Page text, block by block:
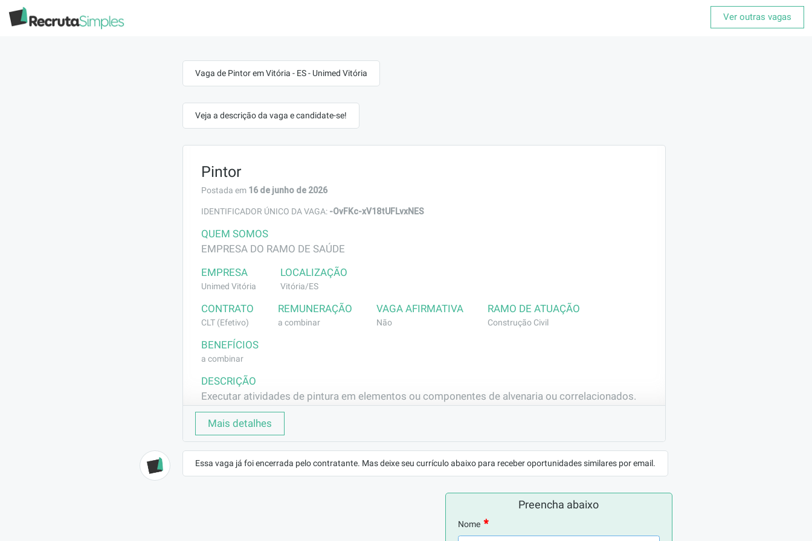
Ver outras vagas
Vaga de Pintor em Vitória - ES - Unimed Vitória
Veja a descrição da vaga e candidate-se!
Pintor
Postada em 16 de junho de 2026
IDENTIFICADOR ÚNICO DA VAGA: -OvFKc-xV18tUFLvxNES
QUEM SOMOS
EMPRESA DO RAMO DE SAÚDE
EMPRESA
Unimed Vitória
LOCALIZAÇÃO
Vitória/ES
CONTRATO
CLT (Efetivo)
REMUNERAÇÃO
a combinar
VAGA AFIRMATIVA
Não
RAMO DE ATUAÇÃO
Construção Civil
BENEFÍCIOS
a combinar
DESCRIÇÃO
Executar atividades de pintura em elementos ou componentes de alvenaria ou correlacionados.
REQUISITOS
- Ensino fundamental completo.
Mais detalhes
Essa vaga já foi encerrada pelo contratante. Mas deixe seu currículo abaixo para receber oportunidades similares por email.
Preencha abaixo
Nome